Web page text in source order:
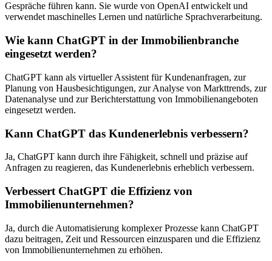
Gespräche führen kann. Sie wurde von OpenAI entwickelt und
verwendet maschinelles Lernen und natürliche Sprachverarbeitung.
Wie kann ChatGPT in der Immobilienbranche
eingesetzt werden?
ChatGPT kann als virtueller Assistent für Kundenanfragen, zur
Planung von Hausbesichtigungen, zur Analyse von Markttrends, zur
Datenanalyse und zur Berichterstattung von Immobilienangeboten
eingesetzt werden.
Kann ChatGPT das Kundenerlebnis verbessern?
Ja, ChatGPT kann durch ihre Fähigkeit, schnell und präzise auf
Anfragen zu reagieren, das Kundenerlebnis erheblich verbessern.
Verbessert ChatGPT die Effizienz von
Immobilienunternehmen?
Ja, durch die Automatisierung komplexer Prozesse kann ChatGPT
dazu beitragen, Zeit und Ressourcen einzusparen und die Effizienz
von Immobilienunternehmen zu erhöhen.